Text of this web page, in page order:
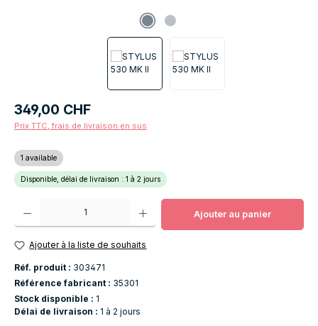
Prix régulier :
349,00 CHF
Prix TTC, frais de livraison en sus
1 available
Disponible, délai de livraison : 1 à 2 jours
Quantité de produit : Entrez la quantité souhaitée ou utilisez les boutons
Ajouter au panier
Ajouter à la liste de souhaits
Réf. produit : 303471
Référence fabricant : 35301
Stock disponible : 1
Délai de livraison : 1 à 2 jours